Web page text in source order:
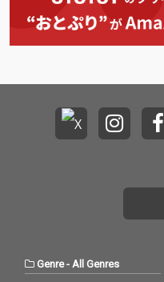
Genre- All Genres